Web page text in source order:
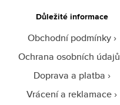
Důležité informace
Obchodní podmínky
Ochrana osobních údajů
Doprava a platba
Vrácení a reklamace